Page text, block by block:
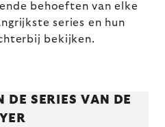
behoeften van elke
series en hun
bekijken.
DE SERIES VAN DE